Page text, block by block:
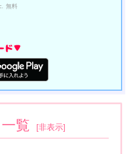
無料
覧 [非表示]